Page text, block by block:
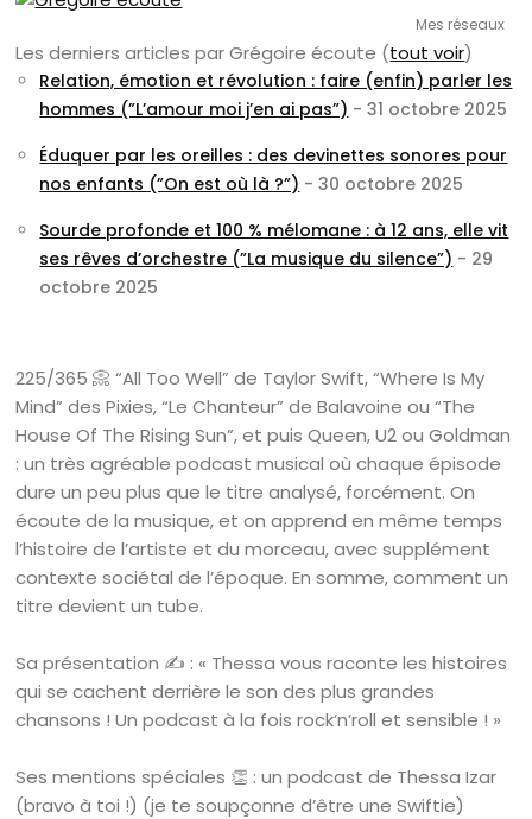
Mes réseaux
Les derniers articles par Grégoire écoute (tout voir)
Relation, émotion et révolution : faire (enfin) parler les
hommes (”L’amour moi j’en ai pas”) - 31 octobre 2025
Éduquer par les oreilles : des devinettes sonores pour
nos enfants (”On est où là ?”) - 30 octobre 2025
Sourde profonde et 100 % mélomane : à 12 ans, elle vit
ses rêves d’orchestre (”La musique du silence”) - 29
octobre 2025
225/365 📀 “All Too Well” de Taylor Swift, “Where Is My
Mind” des Pixies, “Le Chanteur” de Balavoine ou “The
House Of The Rising Sun”, et puis Queen, U2 ou Goldman
: un très agréable podcast musical où chaque épisode
dure un peu plus que le titre analysé, forcément. On
écoute de la musique, et on apprend en même temps
l’histoire de l’artiste et du morceau, avec supplément
contexte sociétal de l’époque. En somme, comment un
titre devient un tube.
Sa présentation ✍️ : « Thessa vous raconte les histoires
qui se cachent derrière le son des plus grandes
chansons ! Un podcast à la fois rock’n’roll et sensible ! »
Ses mentions spéciales 👏 : un podcast de Thessa Izar
(bravo à toi !) (je te soupçonne d’être une Swiftie)